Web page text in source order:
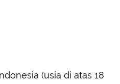
(usia di atas 18